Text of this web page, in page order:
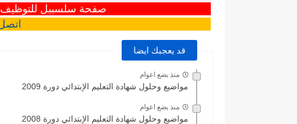
صفحة سلسبيل للتوظيف
قد يعجبك ايضا
منذ بضع اعوام
مواضيع وحلول شهادة التعليم الإبتدائي دورة 2009
منذ بضع اعوام
مواضيع وحلول شهادة التعليم الإبتدائي دورة 2008